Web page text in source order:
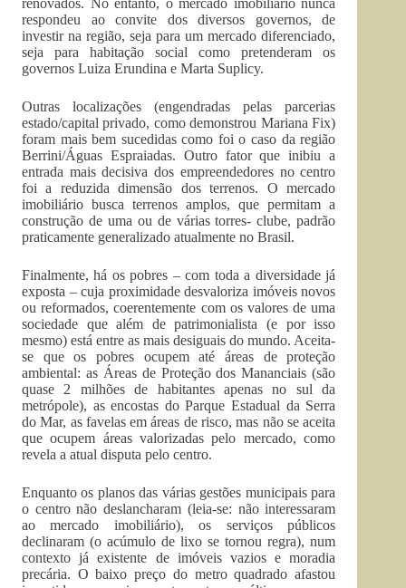
renovados. No entanto, o mercado imobiliário nunca
respondeu ao convite dos diversos governos, de
investir na região, seja para um mercado diferenciado,
seja para habitação social como pretenderam os
governos Luiza Erundina e Marta Suplicy.
Outras localizações (engendradas pelas parcerias
estado/capital privado, como demonstrou Mariana Fix)
foram mais bem sucedidas como foi o caso da região
Berrini/Águas Espraiadas. Outro fator que inibiu a
entrada mais decisiva dos empreendedores no centro
foi a reduzida dimensão dos terrenos. O mercado
imobiliário busca terrenos amplos, que permitam a
construção de uma ou de várias torres- clube, padrão
praticamente generalizado atualmente no Brasil.
Finalmente, há os pobres – com toda a diversidade já
exposta – cuja proximidade desvaloriza imóveis novos
ou reformados, coerentemente com os valores de uma
sociedade que além de patrimonialista (e por isso
mesmo) está entre as mais desiguais do mundo. Aceita-
se que os pobres ocupem até áreas de proteção
ambiental: as Áreas de Proteção dos Mananciais (são
quase 2 milhões de habitantes apenas no sul da
metrópole), as encostas do Parque Estadual da Serra
do Mar, as favelas em áreas de risco, mas não se aceita
que ocupem áreas valorizadas pelo mercado, como
revela a atual disputa pelo centro.
Enquanto os planos das várias gestões municipais para
o centro não deslancharam (leia-se: não interessaram
ao mercado imobiliário), os serviços públicos
declinaram (o acúmulo de lixo se tornou regra), num
contexto já existente de imóveis vazios e moradia
precária. O baixo preço do metro quadrado afastou